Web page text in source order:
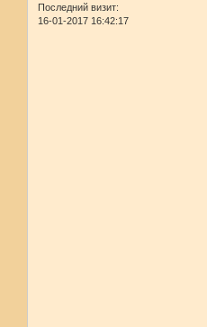
Последний визит:
16-01-2017 16:42:17